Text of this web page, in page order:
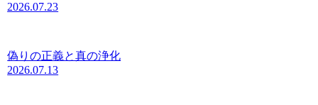
2026.07.23
偽りの正義と真の浄化
2026.07.13